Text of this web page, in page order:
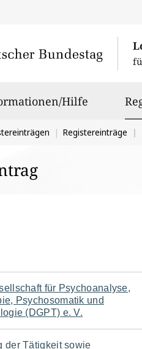
Hilfe
Registereinträge
für Psychoanalyse,
Psychosomatik und
(DGPT) e. V.
der Tätigkeit sowie